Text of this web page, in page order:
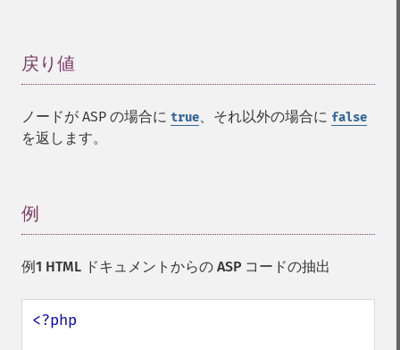
戻り値
ノードが ASP の場合に true、それ以外の場合に false
を返します。
例
例1 HTML ドキュメントからの ASP コードの抽出
<?php